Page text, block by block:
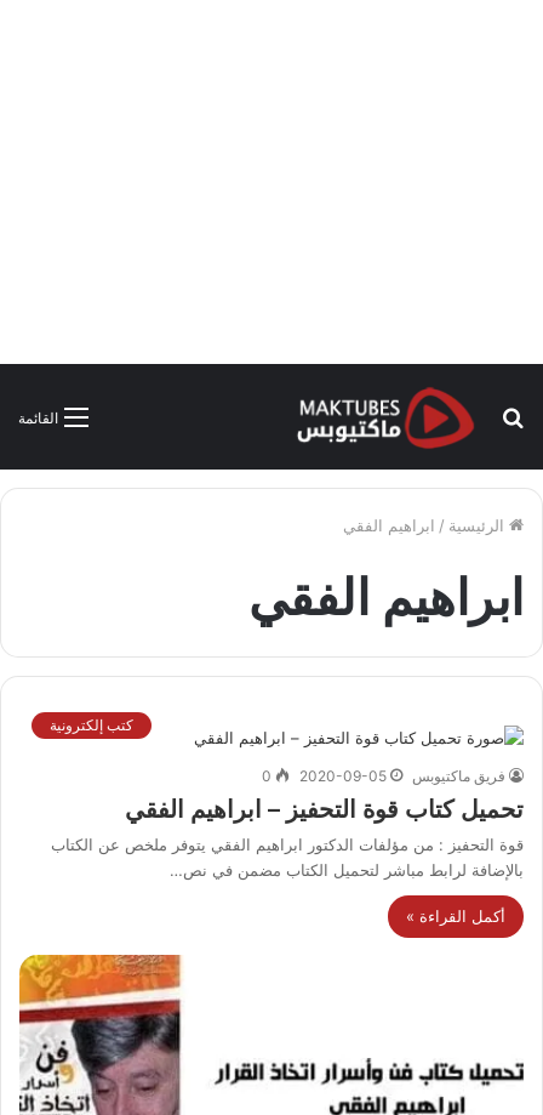
القائمة
بحث
الرئيسية / ابراهيم الفقي
ابراهيم الفقي
كتب إلكترونية
فريق ماكتيوبس 2020-09-05
0
تحميل كتاب قوة التحفيز – ابراهيم الفقي
قوة التحفيز : من مؤلفات الدكتور ابراهيم الفقي يتوفر ملخص عن الكتاب
بالإضافة لرابط مباشر لتحميل الكتاب مضمن في نص…
أكمل القراءة »